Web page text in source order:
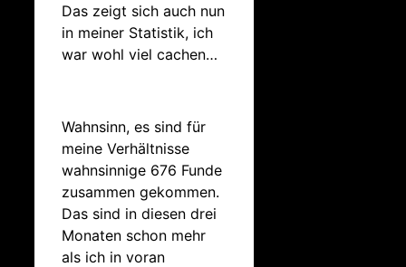
Das zeigt sich auch nun
in meiner Statistik, ich
war wohl viel cachen…
Wahnsinn, es sind für
meine Verhältnisse
wahnsinnige 676 Funde
zusammen gekommen.
Das sind in diesen drei
Monaten schon mehr
als ich in voran